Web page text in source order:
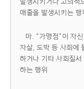
발생시키거나 고의적
매출을 발생시키는 행
마. “가맹점”이 자신
자살, 도박 등 사회에
하거나 기타 사회질
하는 행위